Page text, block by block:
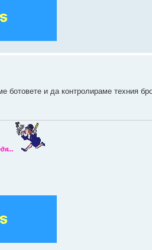
и да контролираме техния